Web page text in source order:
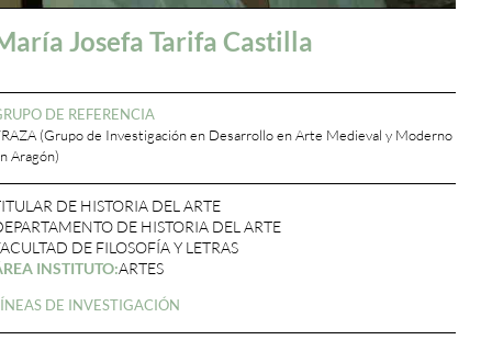
Josefa Tarifa Castilla
DE REFERENCIA
(Grupo de Investigación en Desarrollo en Arte Medieval y Moderno
Aragón)
DE HISTORIA DEL ARTE
DE HISTORIA DEL ARTE
DE FILOSOFÍA Y LETRAS
INSTITUTO:ARTES
DE INVESTIGACIÓN